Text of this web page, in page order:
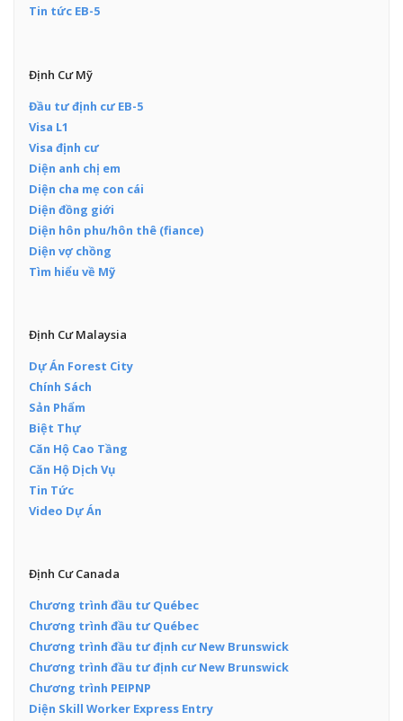
Tin tức EB-5
Định Cư Mỹ
Đầu tư định cư EB-5
Visa L1
Visa định cư
Diện anh chị em
Diện cha mẹ con cái
Diện đồng giới
Diện hôn phu/hôn thê (fiance)
Diện vợ chồng
Tìm hiểu về Mỹ
Định Cư Malaysia
Dự Án Forest City
Chính Sách
Sản Phẩm
Biệt Thự
Căn Hộ Cao Tầng
Căn Hộ Dịch Vụ
Tin Tức
Video Dự Án
Định Cư Canada
Chương trình đầu tư Québec
Chương trình đầu tư Québec
Chương trình đầu tư định cư New Brunswick
Chương trình đầu tư định cư New Brunswick
Chương trình PEIPNP
Diện Skill Worker Express Entry